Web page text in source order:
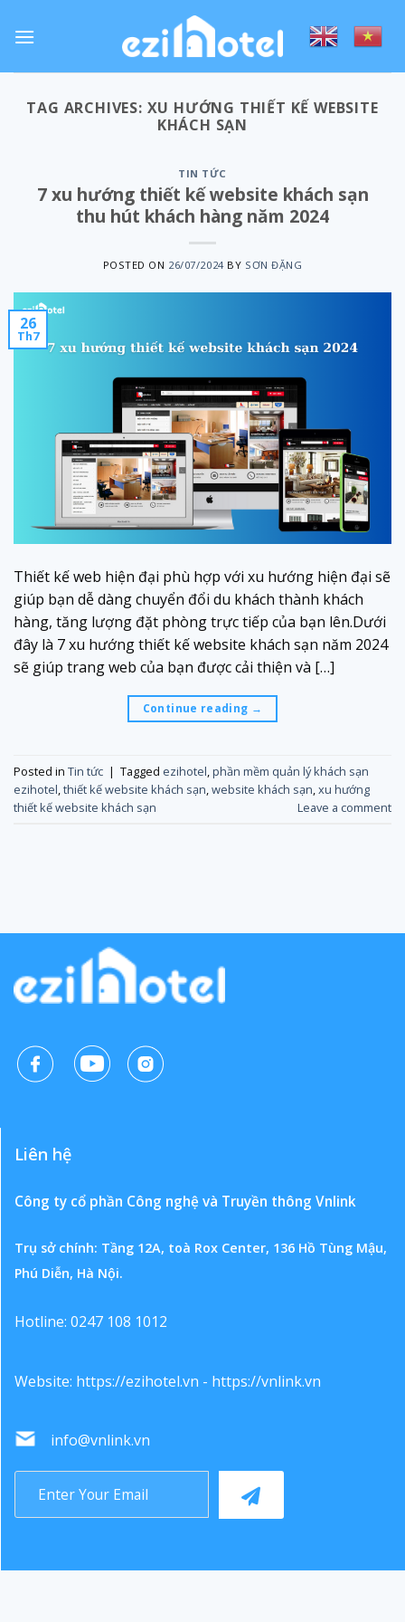
TAG ARCHIVES: XU HƯỚNG THIẾT KẾ WEBSITE
KHÁCH SẠN
TIN TỨC
7 xu hướng thiết kế website khách sạn
thu hút khách hàng năm 2024
POSTED ON 26/07/2024BY SƠN ĐẶNG
26
Th7
Thiết kế web hiện đại phù hợp với xu hướng hiện đại sẽ
giúp bạn dễ dàng chuyển đổi du khách thành khách
hàng, tăng lượng đặt phòng trực tiếp của bạn lên.Dưới
đây là 7 xu hướng thiết kế website khách sạn năm 2024
sẽ giúp trang web của bạn được cải thiện và […]
Continue reading →
Posted in Tin tức | Tagged ezihotel,phần mềm quản lý khách sạn
ezihotel,thiết kế website khách sạn,website khách sạn,xu hướng
thiết kế website khách sạn
Leave a comment
Liên hệ
Công ty cổ phần Công nghệ và Truyền thông Vnlink
Trụ sở chính: Tầng 12A, toà Rox Center, 136 Hồ Tùng Mậu,
Phú Diễn, Hà Nội.
Hotline: 0247 108 1012
Website: https://ezihotel.vn - https://vnlink.vn
info@vnlink.vn